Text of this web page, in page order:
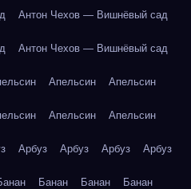
Антон Чехов — Вишнёвый сад
Антон Чехов — Вишнёвый сад
Апельсин Апельсин
Апельсин Апельсин
Арбуз Арбуз Арбуз Арбуз
Банан Банан Банан